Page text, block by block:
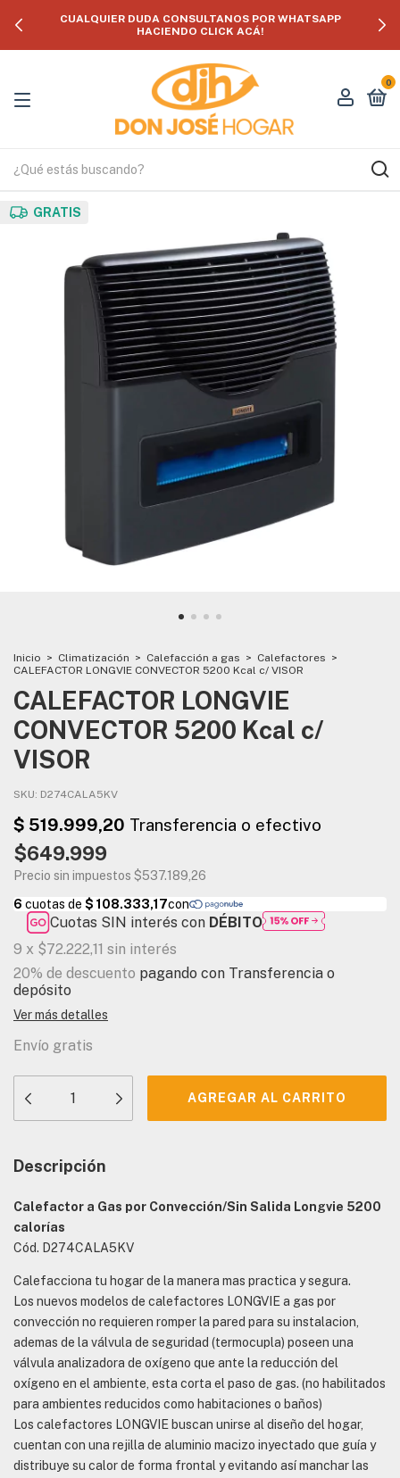
CUALQUIER DUDA CONSULTANOS POR WHATSAPP
HACIENDO CLICK ACÁ!
0
GRATIS
Inicio > Climatización > Calefacción a gas > Calefactores >
CALEFACTOR LONGVIE CONVECTOR 5200 Kcal c/ VISOR
CALEFACTOR LONGVIE
CONVECTOR 5200 Kcal c/
VISOR
SKU: D274CALA5KV
$649.999
Precio sin impuestos $537.189,26
Cuotas SIN interés con DÉBITO
9 x $72.222,11 sin interés
20% de descuento pagando con Transferencia o
depósito
Ver más detalles
Envío gratis
Descripción
Calefactor a Gas por Convección/Sin Salida Longvie 5200
calorías
Cód. D274CALA5KV
Calefacciona tu hogar de la manera mas practica y segura.
Los nuevos modelos de calefactores LONGVIE a gas por
convección no requieren romper la pared para su instalacion,
ademas de la válvula de seguridad (termocupla) poseen una
válvula analizadora de oxígeno que ante la reducción del
oxígeno en el ambiente, esta corta el paso de gas. (no habilitados
para ambientes reducidos como habitaciones o baños)
Los calefactores LONGVIE buscan unirse al diseño del hogar,
cuentan con una rejilla de aluminio macizo inyectado que guía y
distribuye su calor de forma frontal y evitando así manchar las